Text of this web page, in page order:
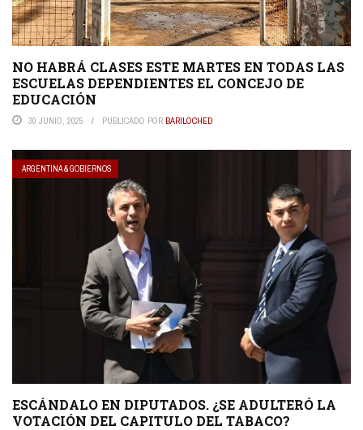
NO HABRÁ CLASES ESTE MARTES EN TODAS LAS
ESCUELAS DEPENDIENTES EL CONCEJO DE
EDUCACIÓN
30 JUNIO, 2025 PUBLICADO POR BARILOCHED
ARGENTINA & GOBIERNOS
ESCÁNDALO EN DIPUTADOS. ¿SE ADULTERÓ LA
VOTACIÓN DEL CAPITULO DEL TABACO?